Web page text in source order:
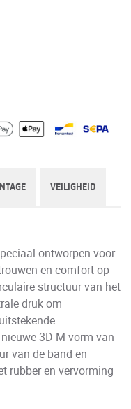
VEILIGHEID
ontworpen voor
en comfort op
structuur van het
druk om
3D M-vorm van
van de band en
rubber en vervorming